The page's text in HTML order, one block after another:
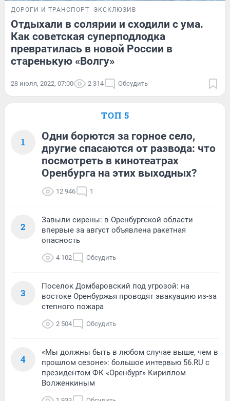
ДОРОГИ И ТРАНСПОРТ ЭКСКЛЮЗИВ
Отдыхали в солярии и сходили с ума.
Как советская суперподлодка
превратилась в новой России в
старенькую «Волгу»
28 июля, 2022, 07:00 2 314 Обсудить
ТОП 5
1
Одни борются за горное село,
другие спасаются от развода: что
посмотреть в кинотеатрах
Оренбурга на этих выходных?
12 946 1
2
Завыли сирены: в Оренбургской области
впервые за август объявлена ракетная
опасность
4 102 Обсудить
3
Поселок Домбаровский под угрозой: на
востоке Оренбуржья проводят эвакуацию из-за
степного пожара
2 504 Обсудить
4
«Мы должны быть в любом случае выше, чем в
прошлом сезоне»: большое интервью 56.RU с
президентом ФК «Оренбург» Кириллом
Волженкиным